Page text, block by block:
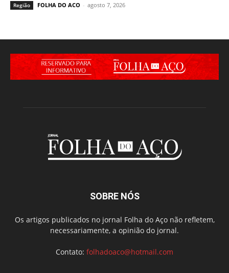
Região FOLHA DO ACO - agosto 7, 2026
SOBRE NÓS
Os artigos publicados no jornal Folha do Aço não refletem,
necessariamente, a opinião do jornal.
Contato: folhadoaco@hotmail.com